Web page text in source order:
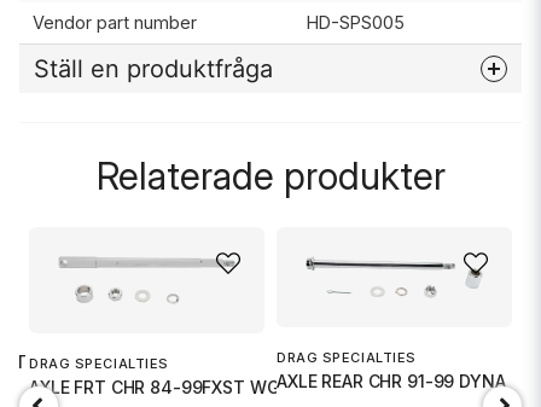
Vendor part number HD-SPS005
Ställ en produktfråga
name
Namn
Mejladress
Relaterade produkter
DRAG SPECIALTIES
AXLE FRT CHR 84-99FXST WG
DRAG SPECIALTIES
AXLE REAR CHR 91-99 DYNA